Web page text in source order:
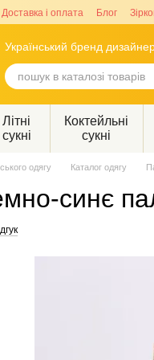
Доставка і оплата Блог
Український бренд
Літні
сукні
Коктейльні
сукні
одягу Каталог одягу
синє